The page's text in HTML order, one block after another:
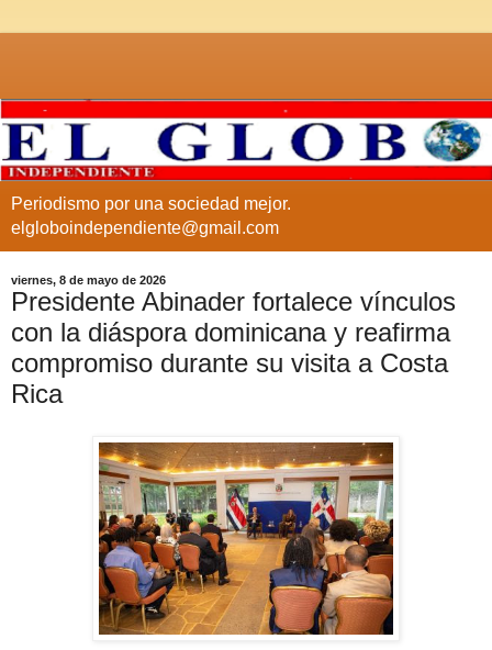
Periodismo por una sociedad mejor.
elgloboindependiente@gmail.com
viernes, 8 de mayo de 2026
Presidente Abinader fortalece vínculos
con la diáspora dominicana y reafirma
compromiso durante su visita a Costa
Rica